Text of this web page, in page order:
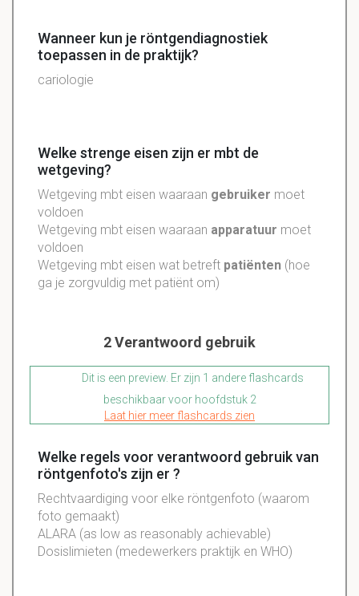
Wanneer kun je röntgendiagnostiek
toepassen in de praktijk?
cariologie
Welke strenge eisen zijn er mbt de
wetgeving?
Wetgeving mbt eisen waaraan gebruiker moet
voldoen
Wetgeving mbt eisen waaraan apparatuur moet
voldoen
Wetgeving mbt eisen wat betreft patiënten (hoe
ga je zorgvuldig met patiënt om)
2 Verantwoord gebruik
Dit is een preview. Er zijn 1 andere flashcards
beschikbaar voor hoofdstuk 2
Laat hier meer flashcards zien
Welke regels voor verantwoord gebruik van
röntgenfoto's zijn er ?
Rechtvaardiging voor elke röntgenfoto (waarom
foto gemaakt)
ALARA (as low as reasonably achievable)
Dosislimieten (medewerkers praktijk en WHO)